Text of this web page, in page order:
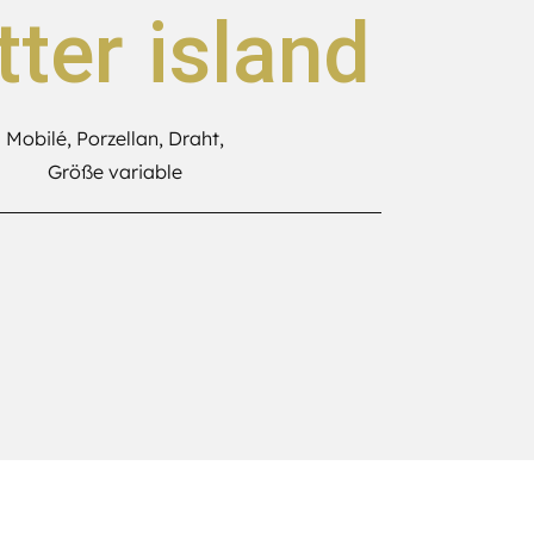
island
Mobilé, Porzellan, Draht,
Größe variable